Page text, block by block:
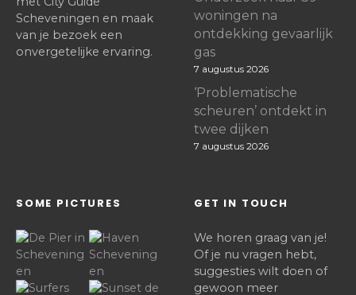
Scheveningen en maak
van je bezoek een
onvergetelijke ervaring.
woningen na
ontdekking gevaarlijk
gas
7 augustus 2026
‘Problematische
scheuren’ ontdekt in
twee dijken
7 augustus 2026
SOME PICTURES GET IN TOUCH
We horen graag van je!
Of je nu vragen hebt,
suggesties wilt doen of
gewoon meer